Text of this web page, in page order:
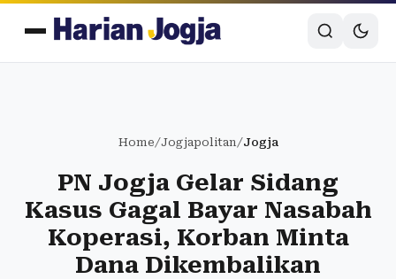
Home/Jogjapolitan/Jogja
PN Jogja Gelar Sidang
Kasus Gagal Bayar Nasabah
Koperasi, Korban Minta
Dana Dikembalikan